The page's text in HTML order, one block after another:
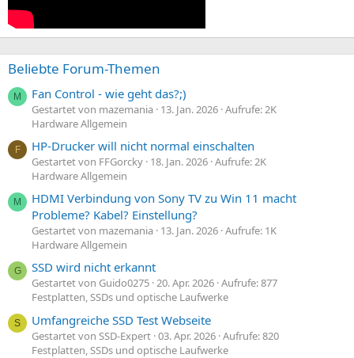
Beliebte Forum-Themen
M Fan Control - wie geht das?;)
Gestartet von mazemania 13. Jan. 2026 Aufrufe: 2K
Hardware Allgemein
F HP-Drucker will nicht normal einschalten
Gestartet von FFGorcky 18. Jan. 2026 Aufrufe: 2K
Hardware Allgemein
M
HDMI Verbindung von Sony TV zu Win 11 macht
Probleme? Kabel? Einstellung?
Gestartet von mazemania 13. Jan. 2026 Aufrufe: 1K
Hardware Allgemein
G SSD wird nicht erkannt
Gestartet von Guido0275 20. Apr. 2026 Aufrufe: 877
Festplatten, SSDs und optische Laufwerke
S Umfangreiche SSD Test Webseite
Gestartet von SSD-Expert 03. Apr. 2026 Aufrufe: 820
Festplatten, SSDs und optische Laufwerke